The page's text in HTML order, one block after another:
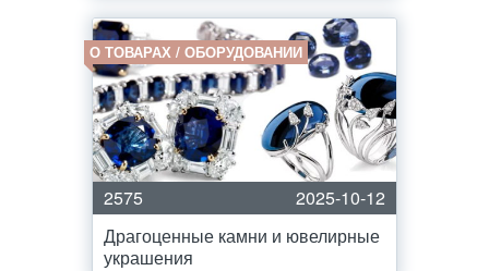
О ТОВАРАХ / ОБОРУДОВАНИИ
2575
2025-10-12
Драгоценные камни и ювелирные
украшения